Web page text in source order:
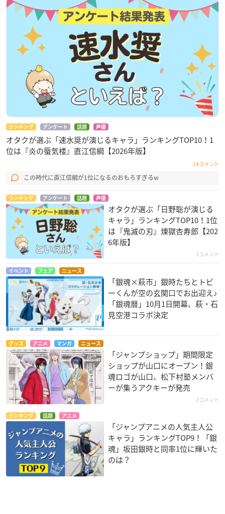
ランキング アンケート 話題 声優
オタクが選ぶ「速水奨が演じるキャラ」ランキングTOP10！1
位は『炎の蜃気楼』直江信綱【2026年版】
14コメント
この時代に直江信綱が1位になるのおもろすぎるw
ランキング アンケート 話題 声優
オタクが選ぶ「日野聡が演じる
キャラ」ランキングTOP10！1位
は『鬼滅の刃』煉󠄁獄杏寿郎【202
6年版】
2コメント
イベント フェア ニュース
「銀魂×萩市」銀時たちとトビ
ーくんが空の玄関口でお出迎え♪
「銀魂暦」10月1日開幕、萩・石
見空港コラボ決定
グッズ アニメ マンガ ニュース
「ジャンプショップ」期間限定
ショップが山口にオープン！銀
魂ロゴが山口、松下村塾メンバ
ーが集うアクキーが発売
2コメント
ランキング 話題 アニメ
「ジャンプアニメの人気主人公
キャラ」ランキングTOP9！「銀
魂」坂田銀時と同率1位に輝いた
のは？